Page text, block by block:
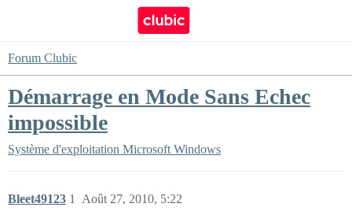
Forum Clubic
Démarrage en Mode Sans Echec
impossible
Système d'exploitation Microsoft Windows
Bleet49123 Août 27, 2010, 5:22
1